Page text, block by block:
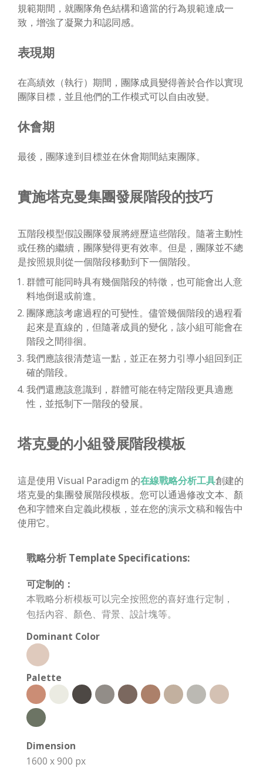
規範期間，就團隊角色結構和適當的行為規範達成一
致，增強了凝聚力和認同感。
表現期
在高績效（執行）期間，團隊成員變得善於合作以實現
團隊目標，並且他們的工作模式可以自由改變。
休會期
最後，團隊達到目標並在休會期間結束團隊。
實施塔克曼集團發展階段的技巧
五階段模型假設團隊發展將經歷這些階段。隨著主動性
或任務的繼續，團隊變得更有效率。但是，團隊並不總
是按照規則從一個階段移動到下一個階段。
群體可能同時具有幾個階段的特徵，也可能會出人意
料地倒退或前進。
團隊應該考慮過程的可變性。儘管幾個階段的過程看
起來是直線的，但隨著成員的變化，該小組可能會在
階段之間徘徊。
我們應該很清楚這一點，並正在努力引導小組回到正
確的階段。
我們還應該意識到，群體可能在特定階段更具適應
性，並抵制下一階段的發展。
塔克曼的小組發展階段模板
這是使用 Visual Paradigm 的在線戰略分析工具創建的
塔克曼的集團發展階段模板。您可以通過修改文本、顏
色和字體來自定義此模板，並在您的演示文稿和報告中
使用它。
戰略分析 Template Specifications:
可定制的：
本戰略分析模板可以完全按照您的喜好進行定制，
包括內容、顏色、背景、設計塊等。
Dominant Color
Palette
Dimension
1600 x 900 px